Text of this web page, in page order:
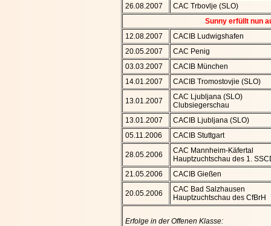
26.08.2007
CAC Trbovlje (SLO)
Sunny erfüllt nun
12.08.2007
CACIB Ludwigshafen
20.05.2007
CAC Penig
03.03.2007
CACIB München
14.01.2007
CACIB Tromostovjie (SLO)
13.01.2007
CAC Ljubljana (SLO)
Clubsiegerschau
13.01.2007
CACIB Ljubljana (SLO)
05.11.2006
CACIB Stuttgart
28.05.2006
CAC Mannheim-Käfertal
Hauptzuchtschau des 1.
21.05.2006
CACIB Gießen
20.05.2006
CAC Bad Salzhausen
Hauptzuchtschau des CfBrH
Erfolge in der Offenen Klasse: